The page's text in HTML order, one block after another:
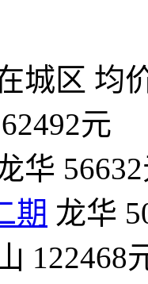
城区 均
62492元
华
期 龙华
122468